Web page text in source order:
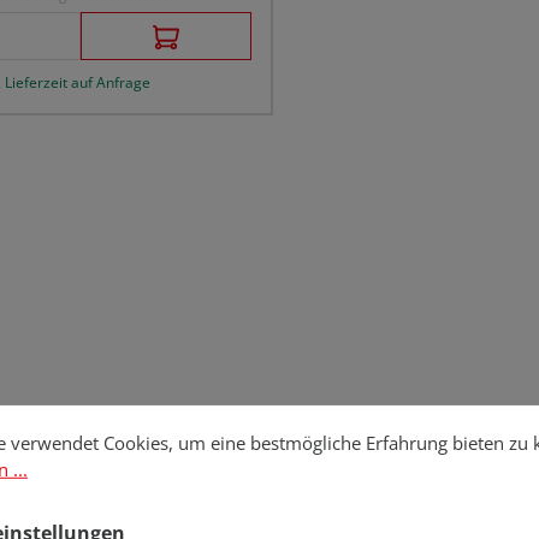
auf Anfrage
Cookies, um eine bestmögliche Erfahrung bieten zu
verwendet Cookies, um eine bestmögliche Erfahrung bieten zu
...